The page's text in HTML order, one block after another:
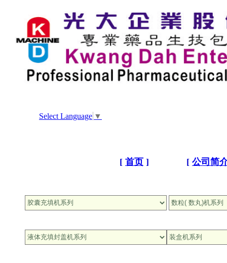
Select Language ▼
[ 首页 ] [ 公司简